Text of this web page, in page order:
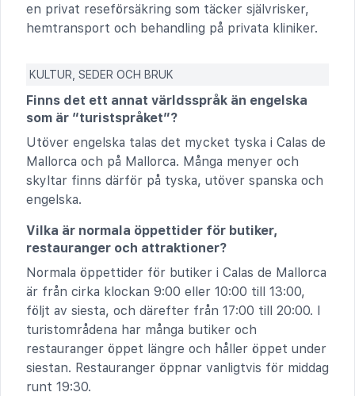
en privat reseförsäkring som täcker självrisker,
hemtransport och behandling på privata kliniker.
KULTUR, SEDER OCH BRUK
Finns det ett annat världsspråk än engelska
som är “turistspråket”?
Utöver engelska talas det mycket tyska i Calas de
Mallorca och på Mallorca. Många menyer och
skyltar finns därför på tyska, utöver spanska och
engelska.
Vilka är normala öppettider för butiker,
restauranger och attraktioner?
Normala öppettider för butiker i Calas de Mallorca
är från cirka klockan 9:00 eller 10:00 till 13:00,
följt av siesta, och därefter från 17:00 till 20:00. I
turistområdena har många butiker och
restauranger öppet längre och håller öppet under
siestan. Restauranger öppnar vanligtvis för middag
runt 19:30.